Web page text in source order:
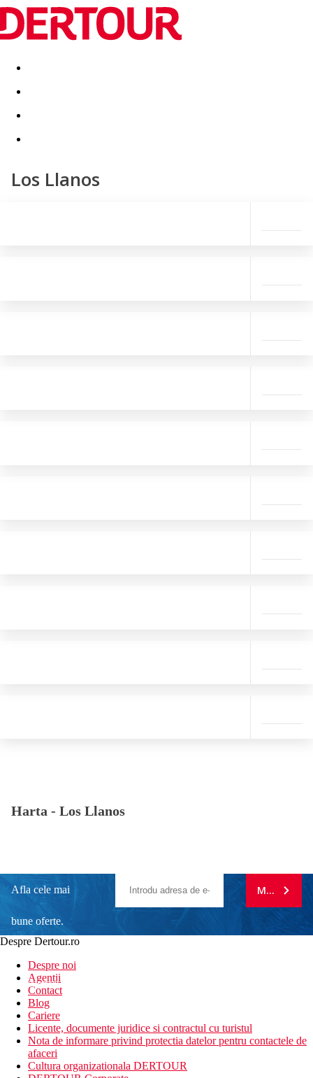
Destinatii Vacanta perfecta OFERTE DE NERATAT
Los Llanos
Harta - Los Llanos
Afla cele mai
bune oferte.
newsletter!
MA
Despre Dertour.ro
Despre noi
Agentii
Contact
Blog
Cariere
Licente, documente juridice si contractul cu turistul
Nota de informare privind protectia datelor pentru contactele de
afaceri
Cultura organizationala DERTOUR